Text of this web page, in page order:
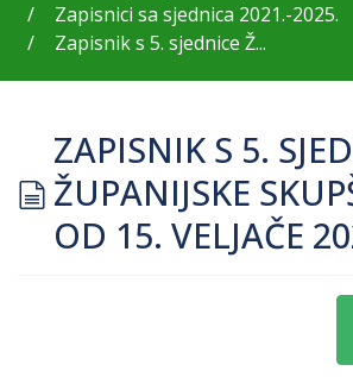
Zapisnici sa sjednica 2021.-2025.
Zapisnik s 5. sjednice Ž...
document
ZAPISNIK S 5.
ŽUPANIJSKE
OD 15. VELJAČE